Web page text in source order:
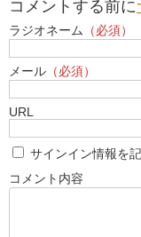
コメントする前に
ラジオネーム （必須）
メール （必須）
URL
サインイン情報を
コメント内容